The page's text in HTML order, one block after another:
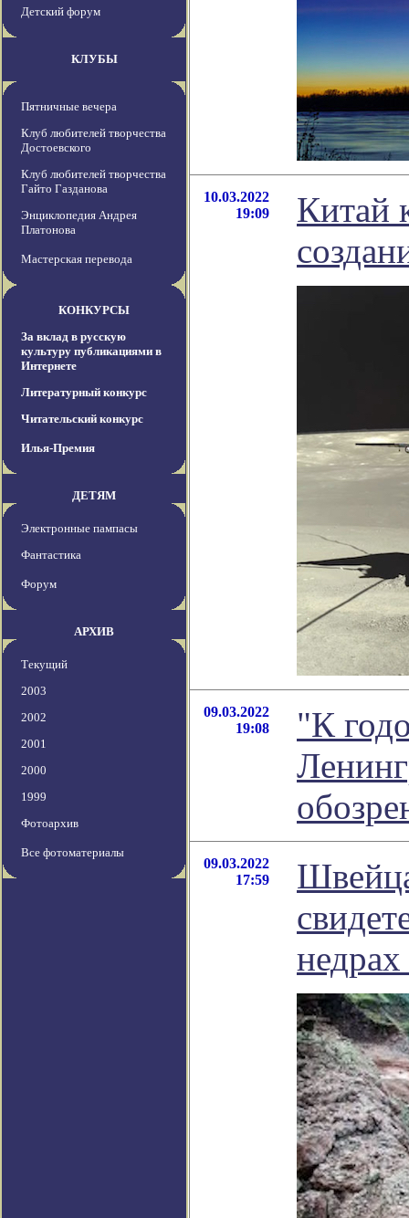
Детский форум
КЛУБЫ
Пятничные вечера
Клуб любителей творчества
Достоевского
Клуб любителей творчества
Гайто Газданова
Энциклопедия Андрея
Платонова
Мастерская перевода
КОНКУРСЫ
За вклад в русскую
культуру публикациями в
Интернете
Литературный конкурс
Читательский конкурс
Илья-Премия
ДЕТЯМ
Электронные пампасы
Фантастика
Форум
АРХИВ
Текущий
2003
2002
2001
2000
1999
Фотоархив
Все фотоматериалы
10.03.2022
19:09
Китай
09.03.2022
19:08
"К
09.03.2022
17:59